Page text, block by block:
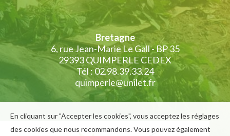
Bretagne
6, rue Jean-Marie Le Gall - BP 35
29393 QUIMPERLE CEDEX
Tél : 02.98.39.33.24
quimperle@unilet.fr
En cliquant sur "Accepter les cookies", vous acceptez les réglages
des cookies que nous recommandons. Vous pouvez également